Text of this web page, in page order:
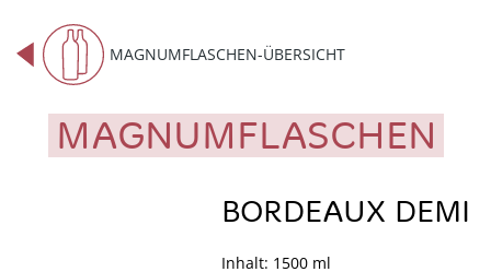
MAGNUMFLASCHEN-ÜBERSICHT
MAGNUMFLASCHEN
BORDEAUX DEMI
Inhalt: 1500 ml